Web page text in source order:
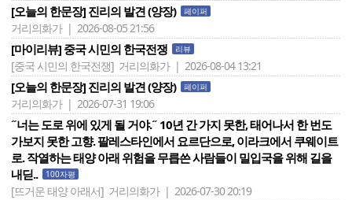
[오늘의 한문장] 진리의 발견 (양장) 페이퍼
거리의화가 | 2026-08-05 21:56
[마이리뷰] 중국 시민의 한국전쟁 리뷰
[중국 시민의 한국전쟁] 거리의화가 | 2026-08-04 13:21
[오늘의 한문장] 진리의 발견 (양장) 페이퍼
거리의화가 | 2026-07-31 19:06
˝너는 도로 위에 있게 될 거야.˝ 10년 간 가지 못한, 태어나서 한 번도
가보지 못한 고향. 팔레스타인에서 요르단으로, 이라크에서 쿠웨이트
로. 작열하는 태양 아래 위험을 무릅쓴 사람들이 밀입국을 위해 길을
내딛..
100자평
[뜨거운 태양 아래서] 거리의화가 | 2026-07-30 20:19